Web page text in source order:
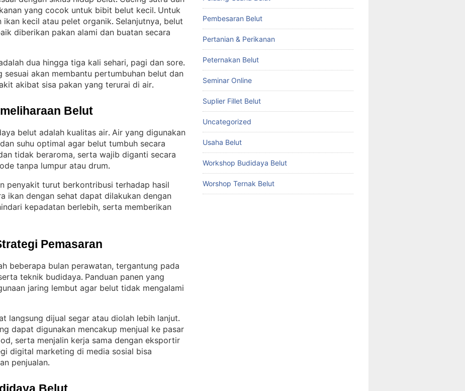
yang cocok untuk bibit belut kecil. Untuk
ikan kecil atau pelet organik. Selanjutnya, belut
diberikan pakan alami dan buatan secara
dua hingga tiga kali sehari, pagi dan sore
sesuai akan membantu pertumbuhan belut dan
akibat sisa pakan yang terurai di air.
Belut
belut adalah kualitas air. Air yang digunakan
suhu optimal agar belut tumbuh secara
tidak beraroma, serta wajib diganti secara
tanpa lumpur atau drum.
penyakit turut berkontribusi terhadap hasil
ikan dengan sehat dapat dilakukan dengan
kepadatan berlebih, serta memberikan
Pemasaran
beberapa bulan perawatan, tergantung pada
teknik budidaya. Panduan panen yang
jaring lembut agar belut tidak mengalami
langsung dijual segar atau diolah lebih lanjut
dapat digunakan mencakup menjual ke pasar
serta menjalin kerja sama dengan eksportir
digital marketing di media sosial bisa
penjualan.
Pembesaran Belut
Pertanian & Perikanan
Peternakan Belut
Seminar Online
Suplier Fillet Belut
Uncategorized
Usaha Belut
Workshop Budidaya Belut
Worshop Ternak Belut